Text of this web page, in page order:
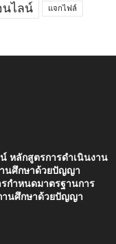
นไลน์ แจกไฟล์
หลักสูตรการดำเนินงาน
นศึกษาด้วยปัญญา
กำหนดมาตรฐานการ
านศึกษาด้วยปัญญา